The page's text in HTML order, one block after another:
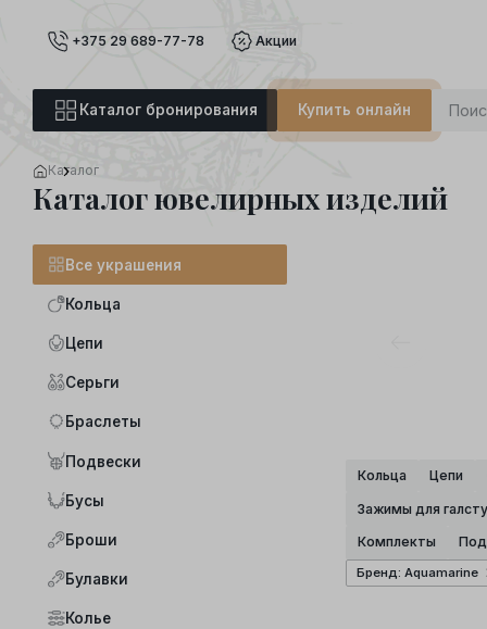
+375 29 689-77-78 Акции
Каталог бронирования Купить онлайн
Каталог
Каталог ювелирных изделий
Все украшения
Кольца
Цепи
Серьги
Браслеты
Подвески
Бусы
Броши
Булавки
Колье
Кольца Цепи
Зажимы для
Комплекты
Бренд : Aquamarine